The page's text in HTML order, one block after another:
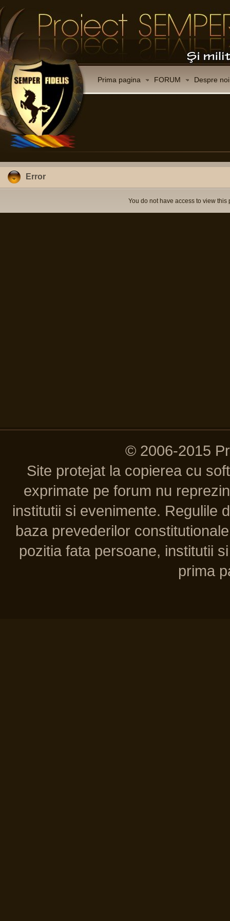
Prima pagina FORUM Despre noi
Error
You do not have access to view this
© 2006-2015
Site protejat la copierea cu
exprimate pe forum nu
institutii si evenimente. Regulile
baza prevederilor
pozitia fata persoane, institutii
prima